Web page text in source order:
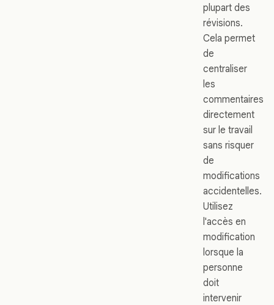
plupart des
révisions.
Cela permet
de
centraliser
les
commentaires
directement
sur le travail
sans risquer
de
modifications
accidentelles.
Utilisez
l'accès en
modification
lorsque la
personne
doit
intervenir